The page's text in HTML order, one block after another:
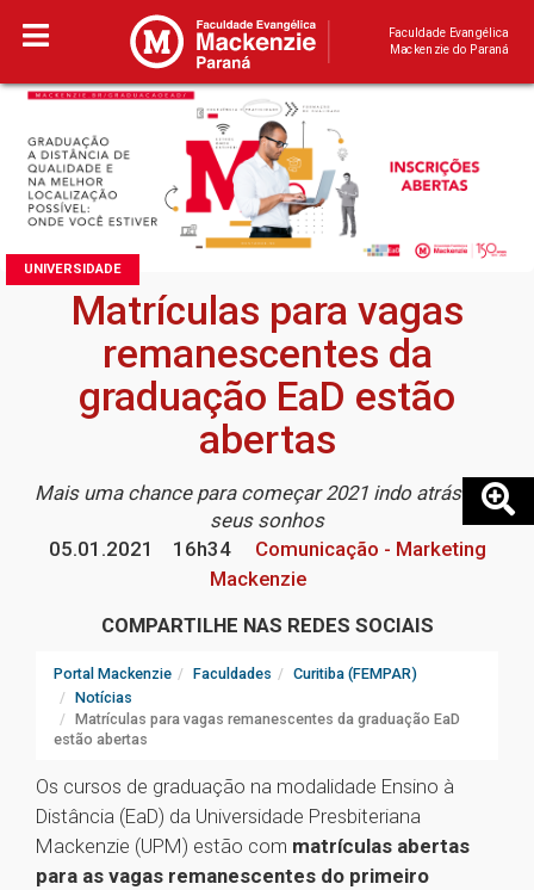
Faculdade Evangélica
Mackenzie do Paraná
UNIVERSIDADE
Matrículas para vagas
remanescentes da
graduação EaD estão
abertas
Mais uma chance para começar 2021 indo atrás dos
seus sonhos
05.01.2021
16h34
Comunicação - Marketing
Mackenzie
COMPARTILHE NAS REDES SOCIAIS
Portal Mackenzie Faculdades
Curitiba (FEMPAR)
Notícias
Matrículas para vagas remanescentes da graduação EaD
estão abertas
Os cursos de graduação na modalidade Ensino à
Distância (EaD) da Universidade Presbiteriana
Mackenzie (UPM) estão com matrículas abertas
para as vagas remanescentes do primeiro